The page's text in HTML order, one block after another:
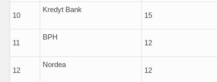
10
Kredyt Bank
15
11
BPH
12
12
Nordea
12